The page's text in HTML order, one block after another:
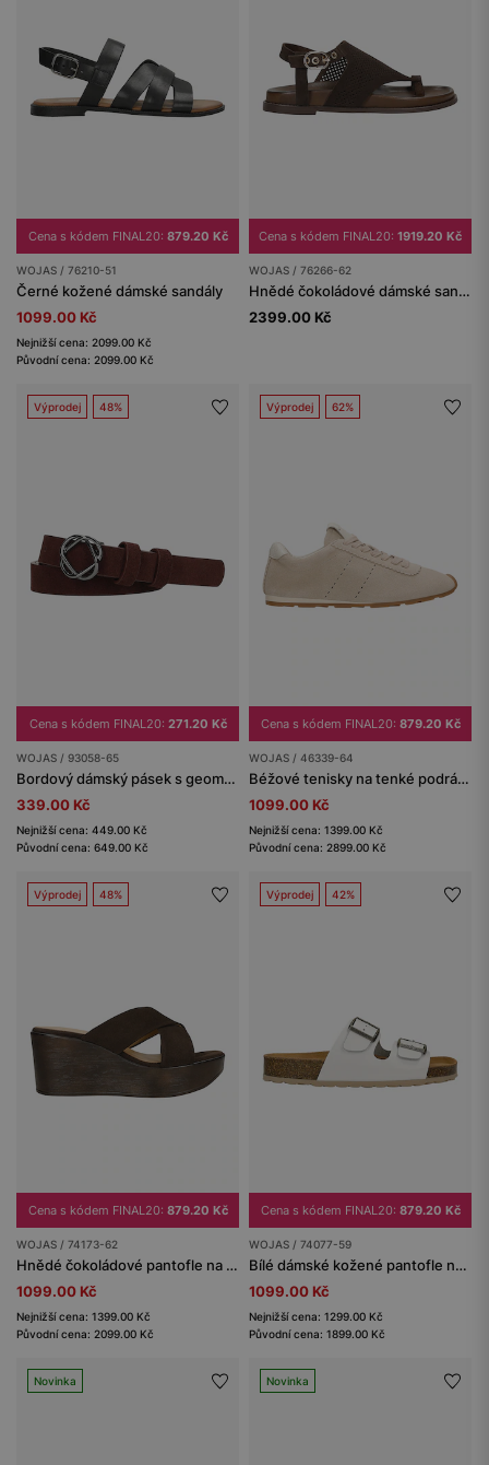
Cena s kódem FINAL20: 879.20 Kč
WOJAS / 76210-51
Černé kožené dámské sandály
1099.00 Kč
Nejnižší cena: 2099.00 Kč
Původní cena: 2099.00 Kč
Cena s kódem FINAL20: 1919.20 Kč
WOJAS / 76266-62
Hnědé čokoládové dámské sandály s ažurovým vzorem
2399.00 Kč
Výprodej 48%
Cena s kódem FINAL20: 271.20 Kč
WOJAS / 93058-65
Bordový dámský pásek s geometrickou přezkou
339.00 Kč
Nejnižší cena: 449.00 Kč
Původní cena: 649.00 Kč
Výprodej 62%
Cena s kódem FINAL20: 879.20 Kč
WOJAS / 46339-64
Béžové tenisky na tenké podrážce
1099.00 Kč
Nejnižší cena: 1399.00 Kč
Původní cena: 2899.00 Kč
Výprodej 48%
Cena s kódem FINAL20: 879.20 Kč
WOJAS / 74173-62
Hnědé čokoládové pantofle na klínku
1099.00 Kč
Nejnižší cena: 1399.00 Kč
Původní cena: 2099.00 Kč
Výprodej 42%
Cena s kódem FINAL20: 879.20 Kč
WOJAS / 74077-59
Bílé dámské kožené pantofle na korkové podrážce
1099.00 Kč
Nejnižší cena: 1299.00 Kč
Původní cena: 1899.00 Kč
Novinka Novinka